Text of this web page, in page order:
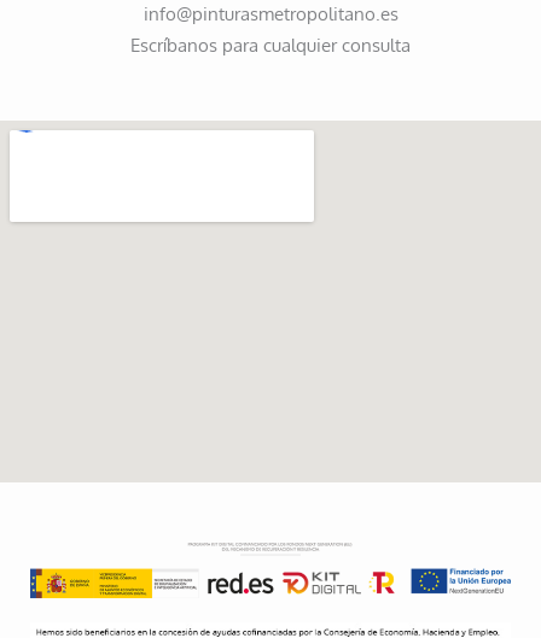
info@pinturasmetropolitano.es
Escríbanos para cualquier consulta